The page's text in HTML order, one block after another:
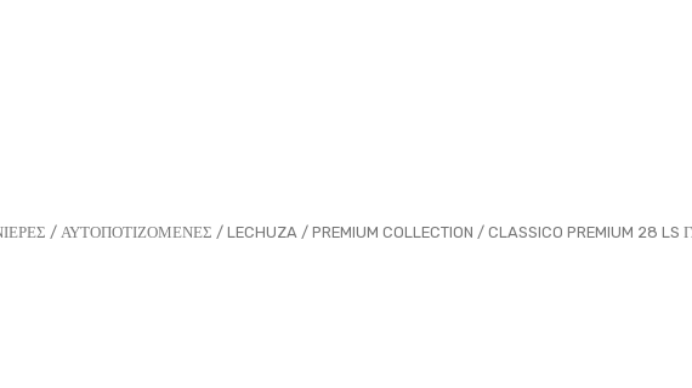
/ ΑΥΤΟΠΟΤΙΖΟΜΕΝΕΣ / LECHUZA / PREMIUM COLLECTION / CLASSICO PREMIUM 28